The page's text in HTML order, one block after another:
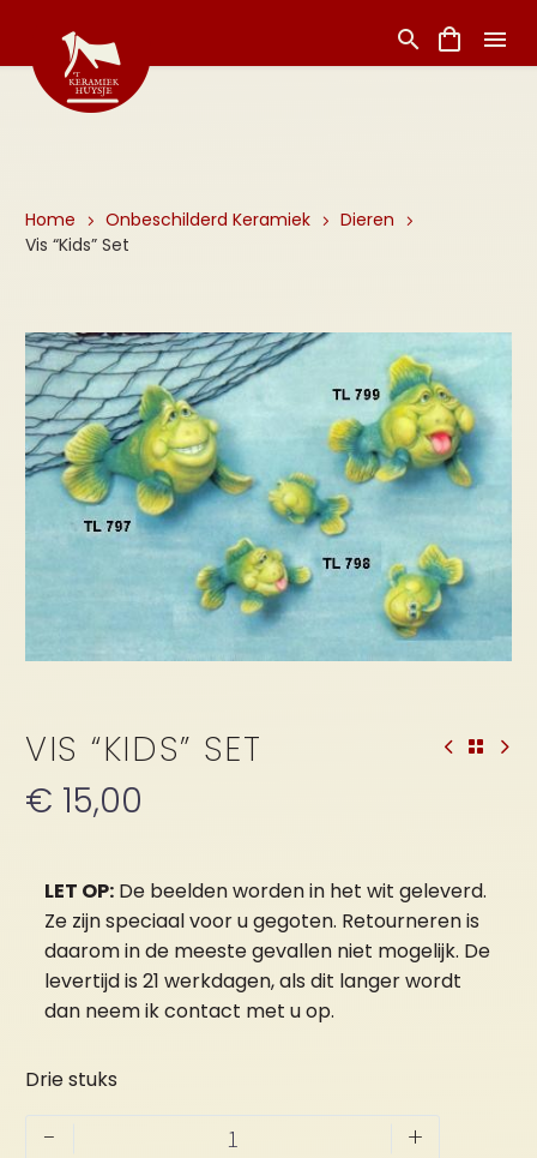
Home Onbeschilderd Keramiek
Dieren
Vis “Kids” Set
VIS “KIDS” SET
€ 15,00
LET OP: De beelden worden in het wit geleverd.
Ze zijn speciaal voor u gegoten. Retourneren is
daarom in de meeste gevallen niet mogelijk. De
levertijd is 21 werkdagen, als dit langer wordt
dan neem ik contact met u op.
Drie stuks
-
Vis
+